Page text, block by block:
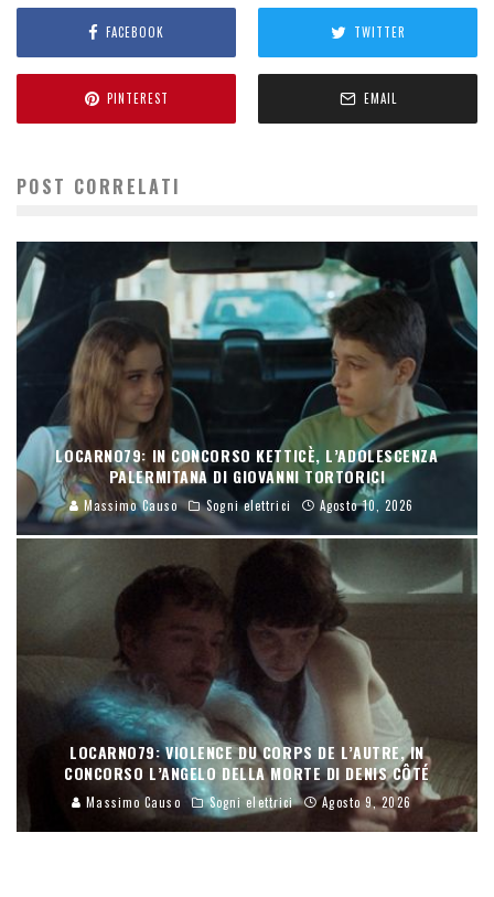
FACEBOOK TWITTER
PINTEREST EMAIL
POST CORRELATI
LOCARNO79: IN CONCORSO KETTICÈ, L’ADOLESCENZA
PALERMITANA DI GIOVANNI TORTORICI
Massimo Causo Sogni elettrici Agosto 10, 2026
LOCARNO79: VIOLENCE DU CORPS DE L’AUTRE, IN
CONCORSO L’ANGELO DELLA MORTE DI DENIS CÔTÉ
Massimo Causo Sogni elettrici Agosto 9, 2026